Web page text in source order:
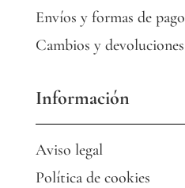
Envíos y formas de pago
Cambios y devoluciones
Información
Aviso legal
Política de cookies